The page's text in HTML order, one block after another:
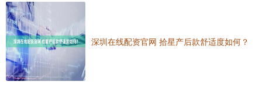
深圳在线配资官网 拾星产后款舒适度如何？